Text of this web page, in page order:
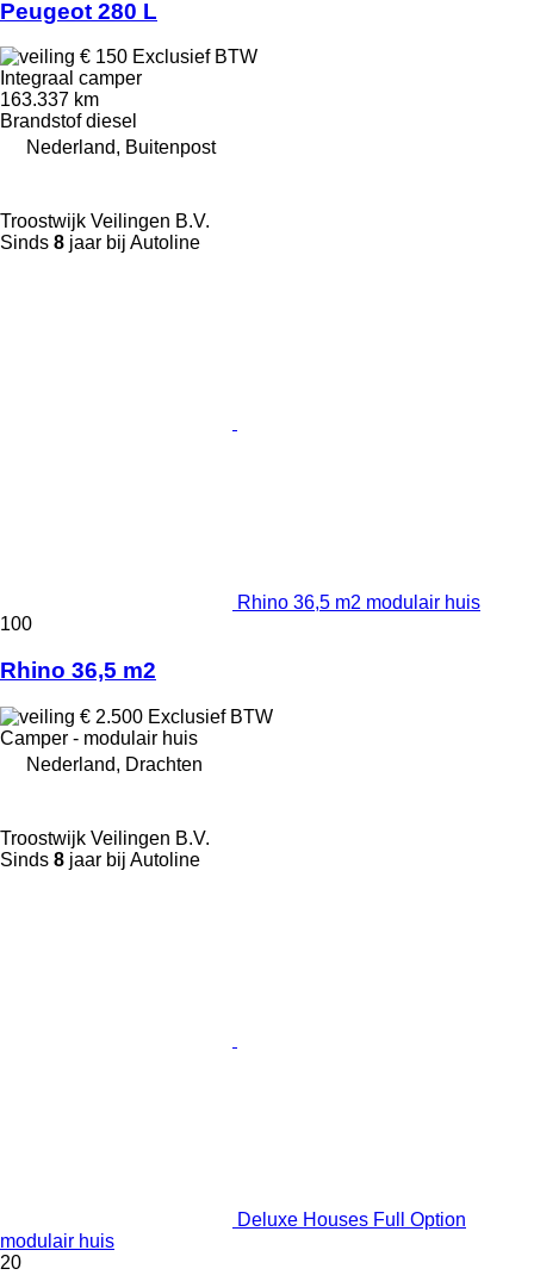
Peugeot 280 L
€ 150 Exclusief BTW
Integraal camper
163.337 km
Brandstof diesel
Nederland, Buitenpost
Troostwijk Veilingen B.V.
Sinds 8 jaar bij Autoline
Rhino 36,5 m2 modulair huis
100
Rhino 36,5 m2
€ 2.500 Exclusief BTW
Camper - modulair huis
Nederland, Drachten
Troostwijk Veilingen B.V.
Sinds 8 jaar bij Autoline
Deluxe Houses Full Option
modulair huis
20